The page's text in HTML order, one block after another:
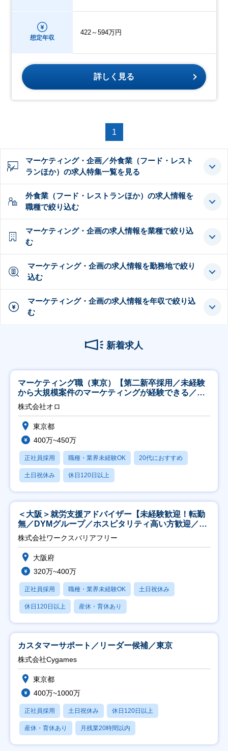
想定年収
422～594万円
詳しく見る
1
マーケティング・企画／外食業（フード・レスト
ランほか）の求人特集一覧を見る
外食業（フード・レストランほか）の求人情報を
職種で絞り込む
マーケティング・企画の求人情報を業種で絞り込
む
マーケティング・企画の求人情報を勤務地で絞り
込む
マーケティング・企画の求人情報を年収で絞り込
む
新着求人
マーケティング職（東京）【第二新卒採用／未経験
から大規模案件のマーケティングが経験できる／研
修充実】
株式会社オロ
東京都
400万~450万
正社員採用 職種・業界未経験OK 20代におすすめ
土日祝休み 休日120日以上
＜大阪＞就労支援アドバイザー【未経験歓迎！転勤
無／DYMグループ／ホスピタリティ高い方歓迎／土
日祝】
株式会社ワークスバリアフリー
大阪府
320万~400万
正社員採用 職種・業界未経験OK 土日祝休み
休日120日以上 産休・育休あり
カスタマーサポート／リーダー候補／東京
株式会社Cygames
東京都
400万~1000万
正社員採用 土日祝休み 休日120日以上
産休・育休あり 月残業20時間以内